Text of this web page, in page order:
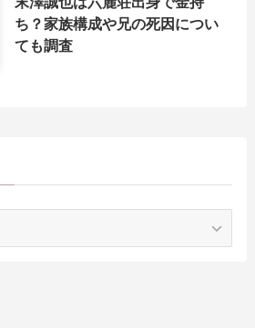
ち？家族構成や兄の死因につい
ても調査